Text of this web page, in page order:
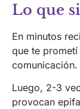
Lo que
En minutos
que te
comunicación.
Luego, 2-3
provocan